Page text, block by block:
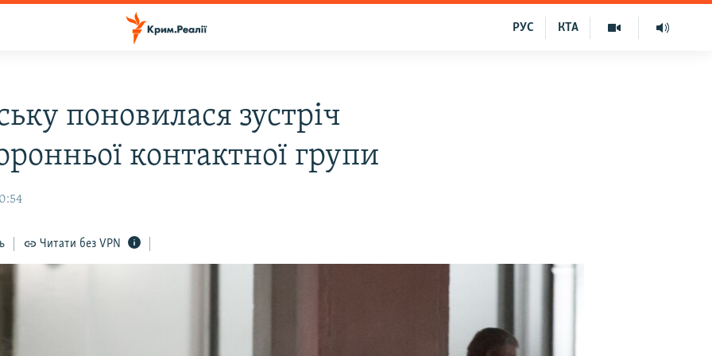
КТА
РУС
поновилася зустріч
контактної групи
Читати без VPN